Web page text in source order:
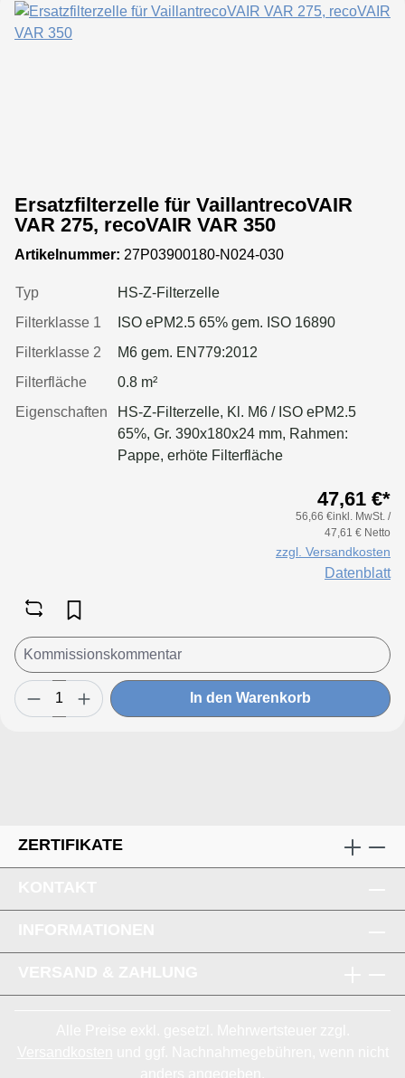
Ersatzfilterzelle für VaillantrecoVAIR
VAR 275, recoVAIR VAR 350
Artikelnummer: 27P03900180-N024-030
Typ
HS-Z-Filterzelle
Filterklasse 1
ISO ePM2.5 65% gem. ISO 16890
Filterklasse 2
M6 gem. EN779:2012
Filterfläche
0.8 m²
Eigenschaften
HS-Z-Filterzelle, Kl. M6 / ISO ePM2.5
65%, Gr. 390x180x24 mm, Rahmen:
Pappe, erhöte Filterfläche
47,61 €*
56,66 €inkl. MwSt. /
47,61 € Netto
zzgl. Versandkosten
Datenblatt
In den Warenkorb
ZERTIFIKATE